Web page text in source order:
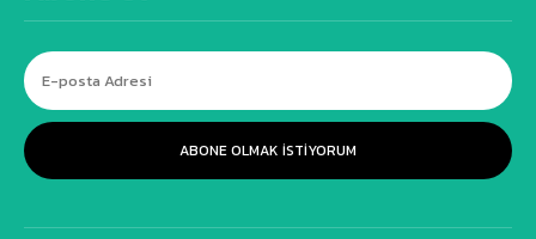
ABONE OLMAK ISTIYORUM